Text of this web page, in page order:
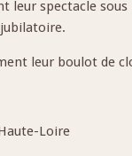
leur spectacle
leur boulot de
Loire